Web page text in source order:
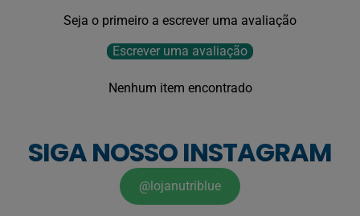
Seja o primeiro a escrever uma avaliação
Escrever uma avaliação
Nenhum item encontrado
SIGA NOSSO INSTAGRAM
@lojanutriblue